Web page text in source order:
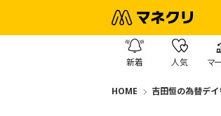
新着 人気 マ
HOME 吉田恒の為替デイ